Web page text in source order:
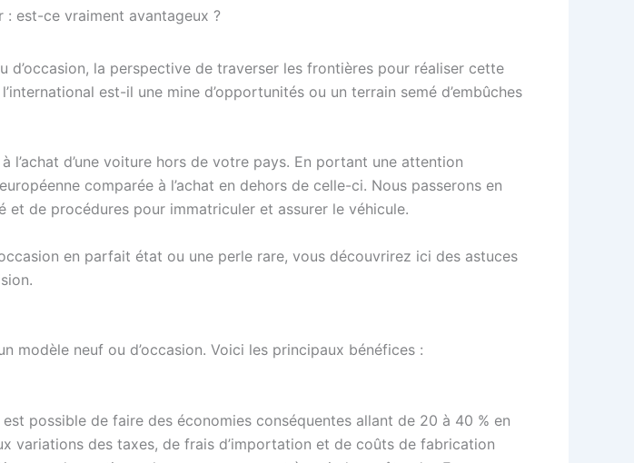
: est-ce vraiment avantageux ?
d’occasion, la perspective de traverser les frontières pour réaliser cette
est-il une mine d’opportunités ou un terrain semé d’embûches
d’une voiture hors de votre pays. En portant une attention
comparée à l’achat en dehors de celle-ci. Nous passerons en
de procédures pour immatriculer et assurer le véhicule.
en parfait état ou une perle rare, vous découvrirez ici des astuces
modèle neuf ou d’occasion. Voici les principaux bénéfices :
possible de faire des économies conséquentes allant de 20 à 40 % en
variations des taxes, de frais d’importation et de coûts de fabrication